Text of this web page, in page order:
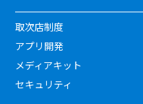
取次店制度
アプリ開発
メディアキット
セキュリティ